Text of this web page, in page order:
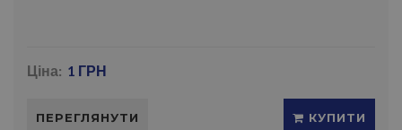
Ціна: 1 ГРН
ПЕРЕГЛЯНУТИ КУПИТИ